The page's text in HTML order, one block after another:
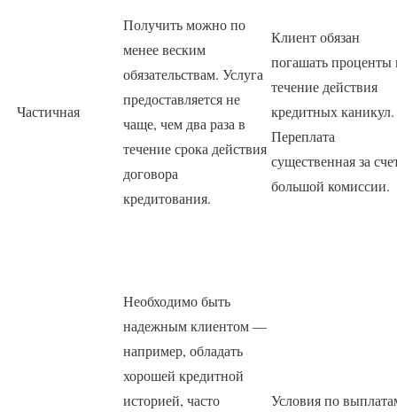
Частичная
Получить можно по
менее веским
обязательствам. Услуга
предоставляется не
чаще, чем два раза в
течение срока действия
договора
кредитования.
Клиент обязан
погашать проценты
течение действия
кредитных каникул.
Переплата
существенная за
большой комиссии.
Необходимо быть
надежным клиентом —
например, обладать
хорошей кредитной
историей, часто
Условия по